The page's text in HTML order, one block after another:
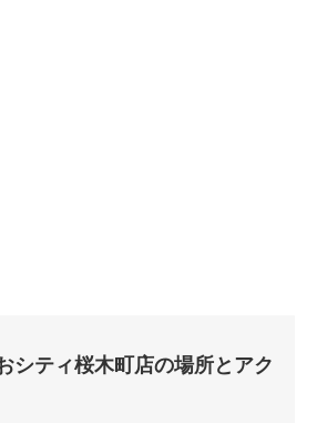
シティ桜木町店の場所とアク